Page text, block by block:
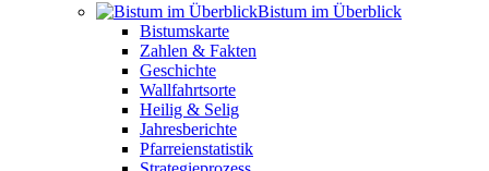
Bistum im Überblick
Bistumskarte
Zahlen & Fakten
Geschichte
Wallfahrtsorte
Heilig & Selig
Jahresberichte
Pfarreienstatistik